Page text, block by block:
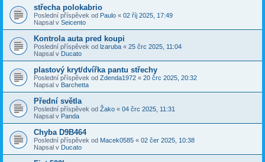
střecha polokabrio
Poslední příspěvek od Paulo « 02 říj 2025, 17:49
Napsal v Seicento
Kontrola auta pred koupi
Poslední příspěvek od lzaruba « 25 črc 2025, 11:04
Napsal v Ducato
plastový kryt/dvířka pantu střechy
Poslední příspěvek od Zdenda1972 « 20 črc 2025, 20:32
Napsal v Barchetta
Přední světla
Poslední příspěvek od Žako « 04 črc 2025, 11:31
Napsal v Panda
Chyba D9B464
Poslední příspěvek od Macek0585 « 02 čer 2025, 10:38
Napsal v Ducato